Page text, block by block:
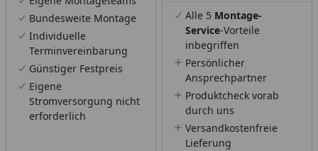
Bundesweite Montage
Individuelle
Terminvereinbarung
Günstiger Festpreis
Eigene
Stromversorgung nicht
erforderlich
Alle 5 Montage-
Service-Vorteile
inbegriffen
Persönlicher
Ansprechpartner
Produktcheck vorab
durch uns
Versandkostenfreie
Lieferung